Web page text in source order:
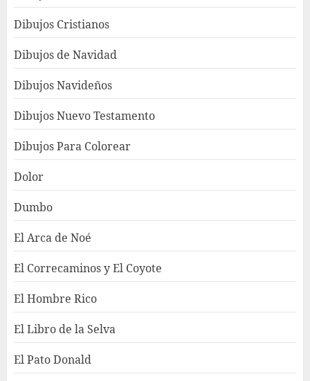
Dibujos Cristianos
Dibujos de Navidad
Dibujos Navideños
Dibujos Nuevo Testamento
Dibujos Para Colorear
Dolor
Dumbo
El Arca de Noé
El Correcaminos y El Coyote
El Hombre Rico
El Libro de la Selva
El Pato Donald